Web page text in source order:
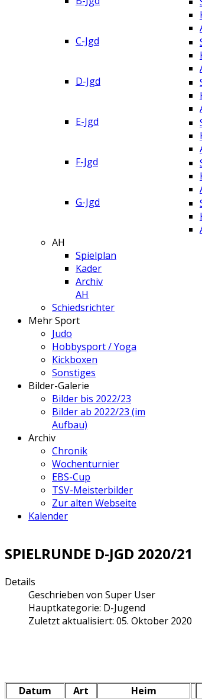
C-Jgd
D-Jgd
E-Jgd
F-Jgd
G-Jgd
AH
Spielplan
Kader
Archiv
AH
Schiedsrichter
Mehr Sport
Judo
Hobbysport / Yoga
Kickboxen
Sonstiges
Bilder-Galerie
Bilder bis 2022/23
Bilder ab 2022/23 (im
Aufbau)
Archiv
Chronik
Wochenturnier
EBS-Cup
TSV-Meisterbilder
Zur alten Webseite
Kalender
SPIELRUNDE D-JGD 2020/21
Details
Geschrieben von Super User
Hauptkategorie: D-Jugend
Zuletzt aktualisiert: 05. Oktober 2020
Datum Art Heim